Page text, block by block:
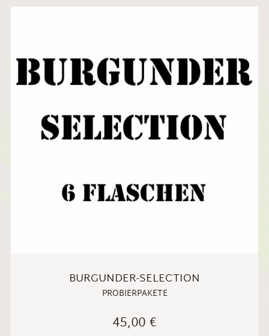
BURGUNDER-SELECTION
PROBIERPAKETE
45,00€